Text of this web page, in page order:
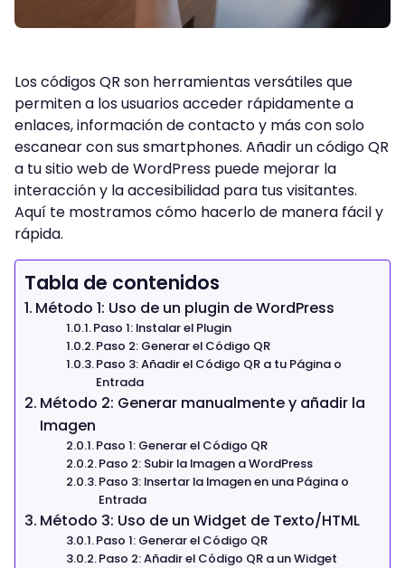
Los códigos QR son herramientas versátiles que
permiten a los usuarios acceder rápidamente a
enlaces, información de contacto y más con solo
escanear con sus smartphones. Añadir un código QR
a tu sitio web de WordPress puede mejorar la
interacción y la accesibilidad para tus visitantes.
Aquí te mostramos cómo hacerlo de manera fácil y
rápida.
Tabla de contenidos
Método 1: Uso de un plugin de WordPress
Paso 1: Instalar el Plugin
Paso 2: Generar el Código QR
Paso 3: Añadir el Código QR a tu Página o
Entrada
Método 2: Generar manualmente y añadir la
Imagen
Paso 1: Generar el Código QR
Paso 2: Subir la Imagen a WordPress
Paso 3: Insertar la Imagen en una Página o
Entrada
Método 3: Uso de un Widget de Texto/HTML
Paso 1: Generar el Código QR
Paso 2: Añadir el Código QR a un Widget